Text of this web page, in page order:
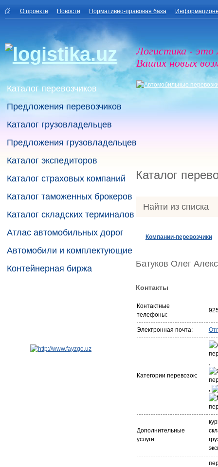
О проекте Новости Нормативно-правовая база
Логистика - это
Ваших новых
Каталог перевозчиков
Предложения перевозчиков
Каталог грузовладельцев
Предложения грузовладельцев
Каталог экспедиторов
Каталог страховых компаний
Каталог таможенных брокеров
Каталог складских терминалов
Атлас автомобильных дорог
Автомобили и комплектующие
Контейнерная биржа
Каталог
Найти из списка
Компании-перевозчики
Батуков Олег
Контакты
Контактные
телефоны:
Электронная почта:
Категории перевозок:
,
,
Дополнительные
услуги: